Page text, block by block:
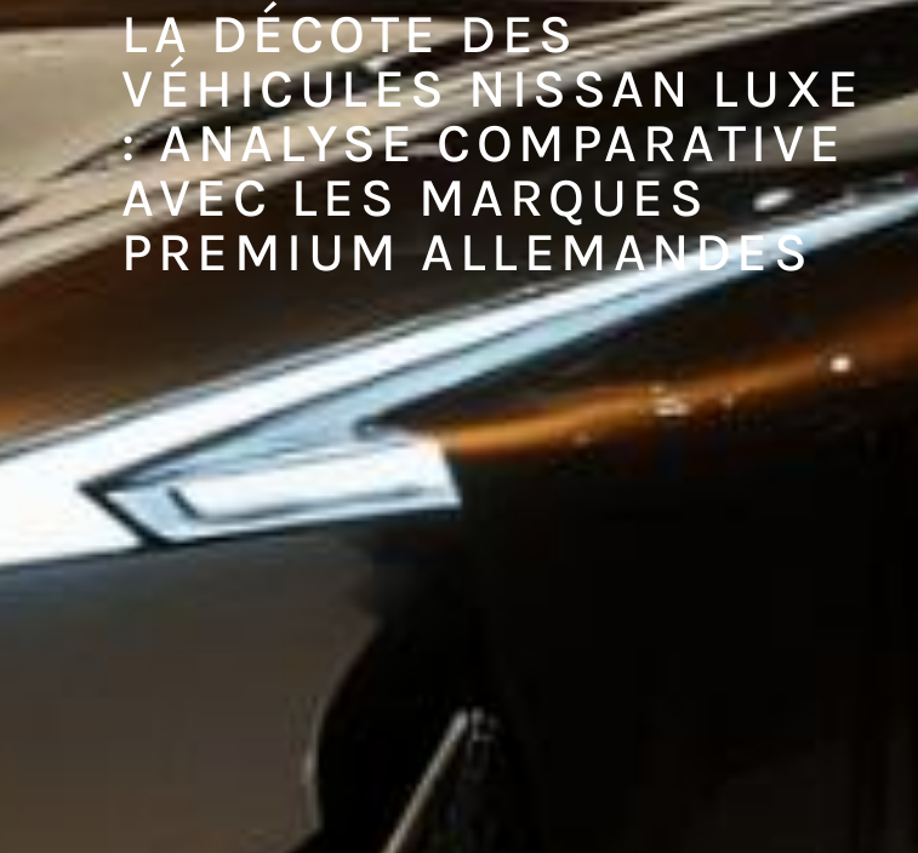
LA DÉCOTE DES
VÉHICULES NISSAN LUXE
: ANALYSE COMPARATIVE
AVEC LES MARQUES
PREMIUM ALLEMANDES